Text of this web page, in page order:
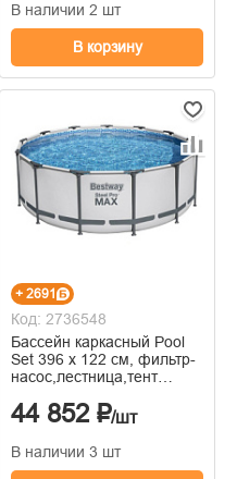
В наличии 2 шт
В корзину
+ 2691
Код: 2736548
Бассейн каркасный Pool
Set 396 х 122 см, фильтр-
насос,лестница,тент
44 852 ₽/шт
В наличии 3 шт